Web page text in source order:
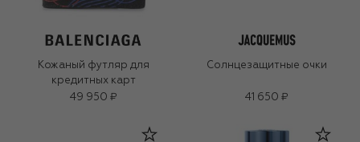
Кожаный футляр для
кредитных карт
49 950 ₽
Солнцезащитные очки
41 650 ₽